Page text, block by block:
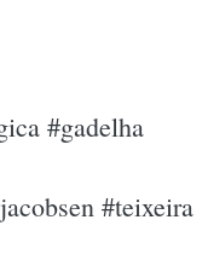
#gadelha
#teixeira